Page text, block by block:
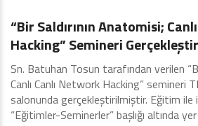
“Bir Saldırının Anatomisi;
Hacking” Semineri
Sn. Batuhan Tosun tarafından verilen
Canlı Canlı Network Hacking” semineri
salonunda gerçekleştirilmiştir. Eğitim ile
“Eğitimler-Seminerler” başlığı altında
Eğitimler - Seminerler